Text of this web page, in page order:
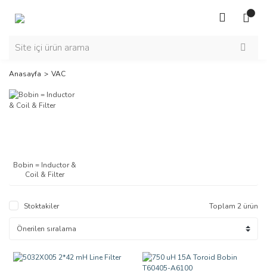
Anasayfa VAC
Bobin = Inductor &
Coil & Filter
Stoktakiler Toplam 2 ürün